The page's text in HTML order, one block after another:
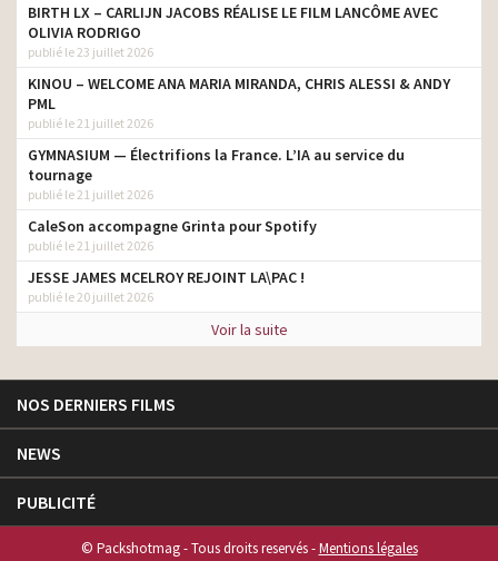
BIRTH LX – CARLIJN JACOBS RÉALISE LE FILM LANCÔME AVEC
OLIVIA RODRIGO
publié le 23 juillet 2026
KINOU – WELCOME ANA MARIA MIRANDA, CHRIS ALESSI & ANDY
PML
publié le 21 juillet 2026
GYMNASIUM — Électrifions la France. L’IA au service du
tournage
publié le 21 juillet 2026
CaleSon accompagne Grinta pour Spotify
publié le 21 juillet 2026
JESSE JAMES MCELROY REJOINT LA\PAC !
publié le 20 juillet 2026
Voir la suite
NOS DERNIERS FILMS
NEWS
PUBLICITÉ
© Packshotmag - Tous droits reservés -Mentions légales